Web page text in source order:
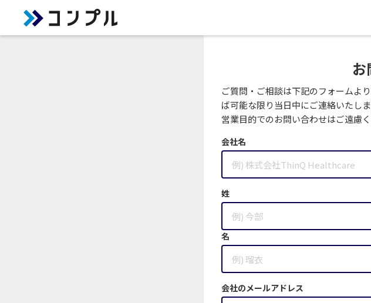
ご質問・ご相談は下記のフォームよ
ば可能な限り当日中にご連絡いたしま
営業目的でのお問い合わせはご遠慮
会社名
姓
名
会社のメールアドレス